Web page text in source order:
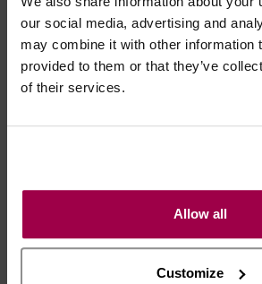
our social media, advertising and
may combine it with other information
provided to them or that they’ve
of their services.
Allow all
Customize
Marca:Joe Snyder®
- *Entrega em 24 horas para pedidos
Possibilidade de atraso em épocas